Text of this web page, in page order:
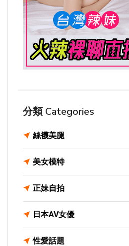
分類 Categories
絲襪美腿
美女模特
正妹自拍
日本AV女優
性愛話題